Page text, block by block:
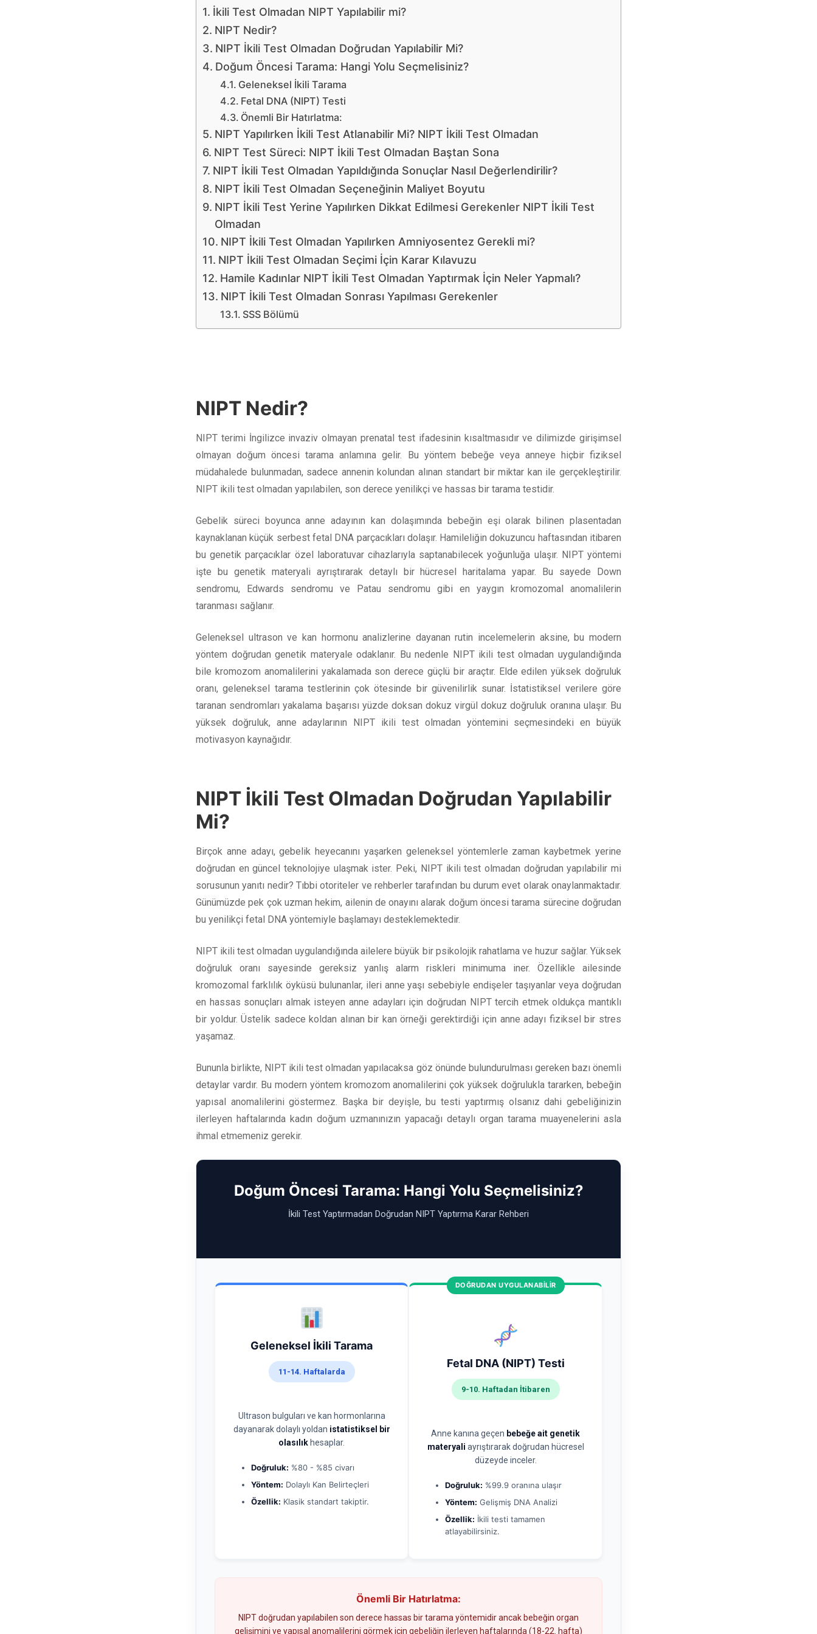
Ana Sayfa
Kurumsal
Hizmetlerimiz
Testlerimiz
Formlar
İletişim
0553 696 29
İkili Test Olmadan NIPT Yapılabilir mi?
NIPT Nedir?
NIPT İkili Test Olmadan Doğrudan Yapılabilir Mi?
Doğum Öncesi Tarama: Hangi Yolu Seçmelisiniz?
Geleneksel İkili Tarama
Fetal DNA (NIPT) Testi
Önemli Bir Hatırlatma:
NIPT Yapılırken İkili Test Atlanabilir Mi? NIPT İkili Test Olmadan
NIPT Test Süreci: NIPT İkili Test Olmadan Baştan Sona
NIPT İkili Test Olmadan Yapıldığında Sonuçlar Nasıl Değerlendirilir?
NIPT İkili Test Olmadan Seçeneğinin Maliyet Boyutu
NIPT İkili Test Yerine Yapılırken Dikkat Edilmesi Gerekenler NIPT İkili Test
Olmadan
NIPT İkili Test Olmadan Yapılırken Amniyosentez Gerekli mi?
NIPT İkili Test Olmadan Seçimi İçin Karar Kılavuzu
Hamile Kadınlar NIPT İkili Test Olmadan Yaptırmak İçin Neler Yapmalı?
NIPT İkili Test Olmadan Sonrası Yapılması Gerekenler
SSS Bölümü
NIPT Nedir?
NIPT terimi İngilizce invaziv olmayan prenatal test ifadesinin kısaltmasıdır ve dilimizde girişimsel
olmayan doğum öncesi tarama anlamına gelir. Bu yöntem bebeğe veya anneye hiçbir fiziksel
müdahalede bulunmadan, sadece annenin kolundan alınan standart bir miktar kan ile gerçekleştirilir.
NIPT ikili test olmadan yapılabilen, son derece yenilikçi ve hassas bir tarama testidir.
Gebelik süreci boyunca anne adayının kan dolaşımında bebeğin eşi olarak bilinen plasentadan
kaynaklanan küçük serbest fetal DNA parçacıkları dolaşır. Hamileliğin dokuzuncu haftasından itibaren
bu genetik parçacıklar özel laboratuvar cihazlarıyla saptanabilecek yoğunluğa ulaşır. NIPT yöntemi
işte bu genetik materyali ayrıştırarak detaylı bir hücresel haritalama yapar. Bu sayede Down
sendromu, Edwards sendromu ve Patau sendromu gibi en yaygın kromozomal anomalilerin
taranması sağlanır.
Geleneksel ultrason ve kan hormonu analizlerine dayanan rutin incelemelerin aksine, bu modern
yöntem doğrudan genetik materyale odaklanır. Bu nedenle NIPT ikili test olmadan uygulandığında
bile kromozom anomalilerini yakalamada son derece güçlü bir araçtır. Elde edilen yüksek doğruluk
oranı, geleneksel tarama testlerinin çok ötesinde bir güvenilirlik sunar. İstatistiksel verilere göre
taranan sendromları yakalama başarısı yüzde doksan dokuz virgül dokuz doğruluk oranına ulaşır. Bu
yüksek doğruluk, anne adaylarının NIPT ikili test olmadan yöntemini seçmesindeki en büyük
motivasyon kaynağıdır.
NIPT İkili Test Olmadan Doğrudan Yapılabilir
Mi?
Birçok anne adayı, gebelik heyecanını yaşarken geleneksel yöntemlerle zaman kaybetmek yerine
doğrudan en güncel teknolojiye ulaşmak ister. Peki, NIPT ikili test olmadan doğrudan yapılabilir mi
sorusunun yanıtı nedir? Tıbbi otoriteler ve rehberler tarafından bu durum evet olarak onaylanmaktadır.
Günümüzde pek çok uzman hekim, ailenin de onayını alarak doğum öncesi tarama sürecine doğrudan
bu yenilikçi fetal DNA yöntemiyle başlamayı desteklemektedir.
NIPT ikili test olmadan uygulandığında ailelere büyük bir psikolojik rahatlama ve huzur sağlar. Yüksek
doğruluk oranı sayesinde gereksiz yanlış alarm riskleri minimuma iner. Özellikle ailesinde
kromozomal farklılık öyküsü bulunanlar, ileri anne yaşı sebebiyle endişeler taşıyanlar veya doğrudan
en hassas sonuçları almak isteyen anne adayları için doğrudan NIPT tercih etmek oldukça mantıklı
bir yoldur. Üstelik sadece koldan alınan bir kan örneği gerektirdiği için anne adayı fiziksel bir stres
yaşamaz.
Bununla birlikte, NIPT ikili test olmadan yapılacaksa göz önünde bulundurulması gereken bazı önemli
detaylar vardır. Bu modern yöntem kromozom anomalilerini çok yüksek doğrulukla tararken, bebeğin
yapısal anomalilerini göstermez. Başka bir deyişle, bu testi yaptırmış olsanız dahi gebeliğinizin
ilerleyen haftalarında kadın doğum uzmanınızın yapacağı detaylı organ tarama muayenelerini asla
ihmal etmemeniz gerekir.
Doğum Öncesi Tarama: Hangi Yolu Seçmelisiniz?
İkili Test Yaptırmadan Doğrudan NIPT Yaptırma Karar Rehberi
Geleneksel İkili Tarama
11-14. Haftalarda
Ultrason bulguları ve kan hormonlarına
dayanarak dolaylı yoldan istatistiksel bir
olasılık hesaplar.
Doğruluk: %80 - %85 civarı
Yöntem: Dolaylı Kan Belirteçleri
Özellik: Klasik standart takiptir.
DOĞRUDAN UYGULANABİLİR
Fetal DNA (NIPT) Testi
9-10. Haftadan İtibaren
Anne kanına geçen bebeğe ait genetik
materyali ayrıştırarak doğrudan hücresel
düzeyde inceler.
Doğruluk: %99.9 oranına ulaşır
Yöntem: Gelişmiş DNA Analizi
Özellik: İkili testi tamamen
atlayabilirsiniz.
Önemli Bir Hatırlatma:
NIPT doğrudan yapılabilen son derece hassas bir tarama yöntemidir ancak bebeğin organ
gelişimini ve yapısal anomalilerini görmek için gebeliğin ilerleyen haftalarında (18-22. hafta)